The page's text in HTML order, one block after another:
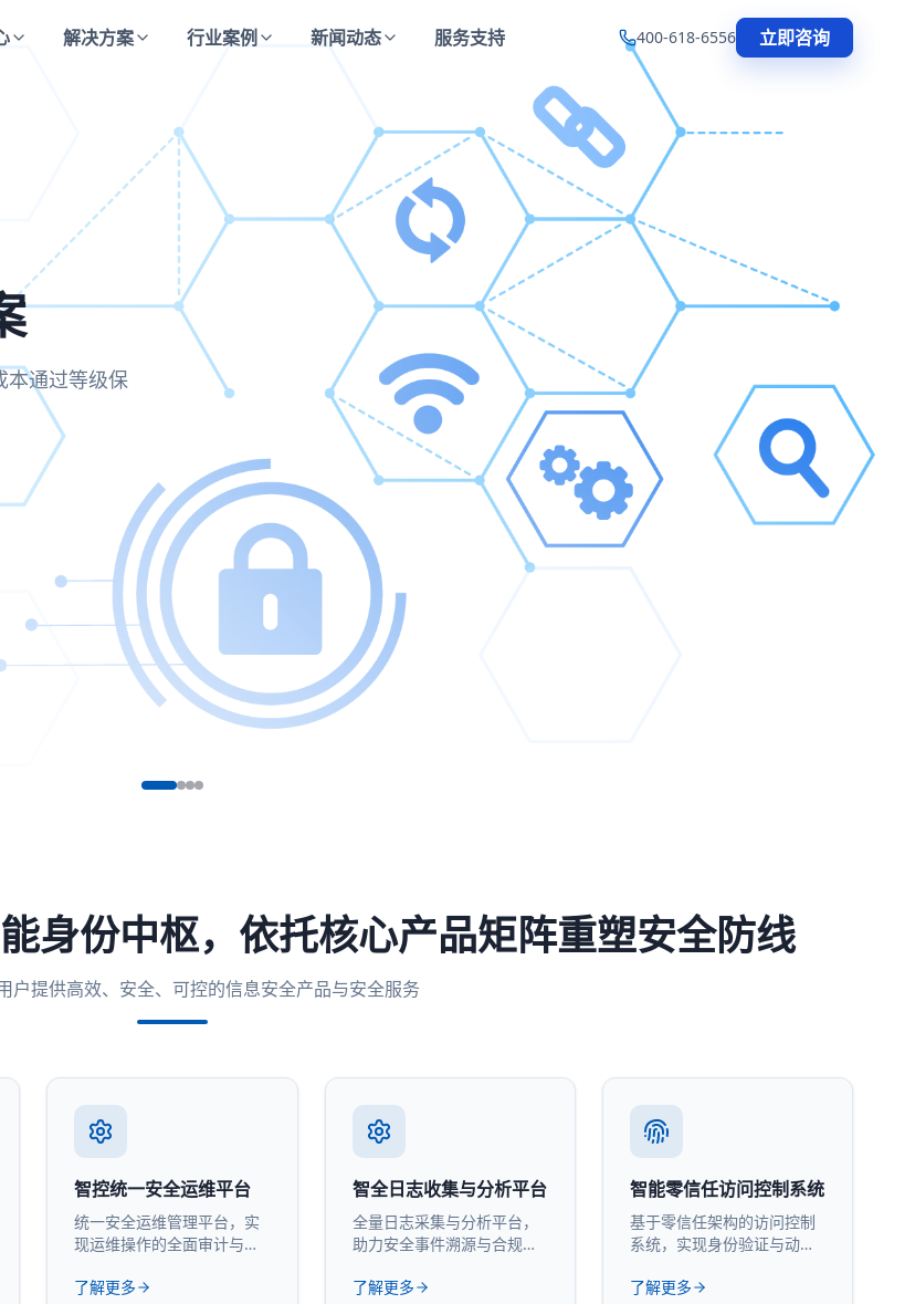
解决方案 行业案例 新闻动态 服务支持 400-618-6556 立即咨询
成本通过等级保
运维操作的
持续监测的安全
问都经过严格验
身份中枢，依托核心产品矩阵重塑安全防线
户提供高效、安全、可控的信息安全产品与安全服务
智控统一安全运维平台
统一安全运维管理平台，实
现运维操作的全面审计与管
了解更多
智全日志收集与分析平台
全量日志采集与分析平台，
助力安全事件溯源与合规审
了解更多
智能零信任访问控制系统
基于零信任架构的访问控制
系统，实现身份验证与动态
了解更多